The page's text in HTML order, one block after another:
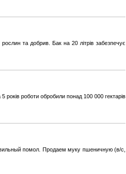
та добрив. Бак на 20 літрів забезпечує
років роботи обробили понад 100 000 гектарів
помол. Продаем муку пшеничную (в/с,